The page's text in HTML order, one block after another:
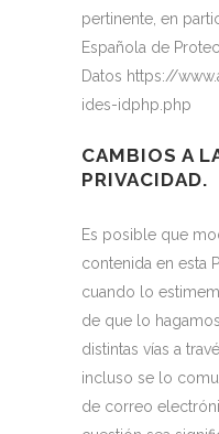
pertinente, en
Española de
Datos https://
ides-idphp.php
CAMBIOS A
PRIVACIDAD.
Es posible que
contenida en esta
cuando lo
de que lo
distintas vías a
incluso se lo
de correo